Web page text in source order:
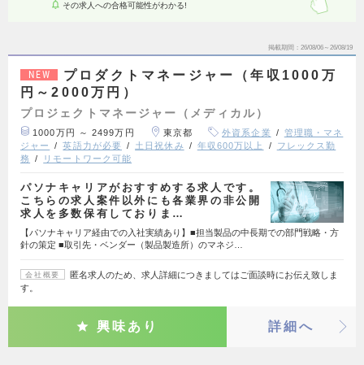
その求人への合格可能性がわかる!
掲載期間 26/08/06～26/08/19
NEW
プロダクトマネージャー（年収1000万
円～2000万円）
プロジェクトマネージャー（メディカル）
1000万円 ～ 2499万円 東京都 外資系企業
管理職・マネ
ジャー
英語力が必要 土日祝休み 年収600万以上
フレックス勤
務
リモートワーク可能
パソナキャリアがおすすめする求人です。
こちらの求人案件以外にも各業界の非公開
求人を多数保有しておりま…
【パソナキャリア経由での入社実績あり】■担当製品の中長期での部門戦略・方
針の策定 ■取引先・ベンダー（製品製造所）のマネジ…
会社概要
匿名求人のため、求人詳細につきましてはご面談時にお伝え致しま
す。
興味あり 詳細へ